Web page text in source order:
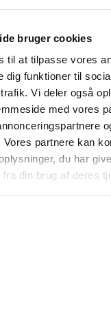
bruger cookies
til at tilpasse vores
dig funktioner til
Vi deler også
med vores
Vores partnere kan
du har
din brug af deres